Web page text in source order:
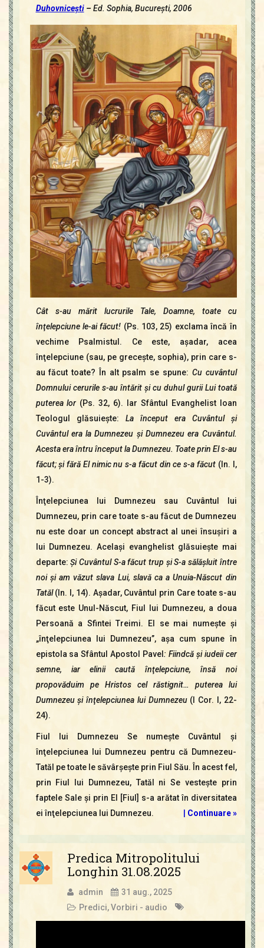
Duhovniceşti– Ed. Sophia, Bucureşti, 2006
Cât s-au mărit lucrurile Tale, Doamne, toate cu
înţelepciune le-ai făcut! (Ps. 103, 25) exclama încă în
vechime Psalmistul. Ce este, aşadar, acea
înţelepciune (sau, pe greceşte, sophia), prin care s-
au făcut toate? În alt psalm se spune: Cu cuvântul
Domnului cerurile s-au întărit şi cu duhul gurii Lui toată
puterea lor (Ps. 32, 6). Iar Sfântul Evanghelist Ioan
Teologul glăsuieşte: La început era Cuvântul şi
Cuvântul era la Dumnezeu şi Dumnezeu era Cuvântul.
Acesta era întru început la Dumnezeu. Toate prin El s-au
făcut; şi fără El nimic nu s-a făcut din ce s-a făcut(In. l,
1-3).
Înţelepciunea lui Dumnezeu sau Cuvântul lui
Dumnezeu, prin care toate s-au făcut de Dumnezeu
nu este doar un concept abstract al unei însuşiri a
lui Dumnezeu. Acelaşi evanghelist glăsuieşte mai
departe:Şi Cuvântul S-a făcut trup şi S-a sălăşluit între
noi şi am văzut slava Lui, slavă ca a Unuia-Născut din
Tatăl(In. l, 14). Aşadar, Cuvântul prin Care toate s-au
făcut este Unul-Născut, Fiul lui Dumnezeu, a doua
Persoană a Sfintei Treimi. El se mai numeşte şi
„înţelepciunea lui Dumnezeu”, aşa cum spune în
epistola sa Sfântul Apostol Pavel : Fiindcă şi iudeii cer
semne, iar elinii caută înţelepciune, însă noi
propovăduim pe Hristos cel răstignit… puterea lui
Dumnezeu şi înţelepciunea lui Dumnezeu (I Cor. l, 22-
24).
Fiul lui Dumnezeu Se numeşte Cuvântul şi
înţelepciunea lui Dumnezeu pentru că Dumnezeu-
Tatăl pe toate le săvârşeşte prin Fiul Său. În acest fel,
prin Fiul lui Dumnezeu, Tatăl ni Se vesteşte prin
faptele Sale şi prin El [Fiul] s-a arătat în diversitatea
ei înţelepciunea lui Dumnezeu.
Continuare »
Predica Mitropolitului
Longhin 31.08.2025
admin
31 aug., 2025
Predici,Vorbiri - audio